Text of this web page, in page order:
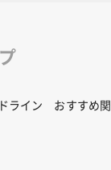
ライン おすすめ